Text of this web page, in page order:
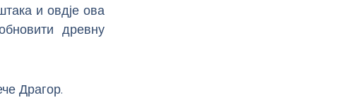
и овдје ова
древну
Драгор.